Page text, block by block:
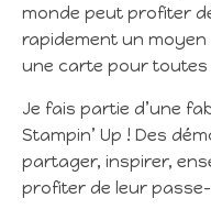
monde peut profiter
rapidement un
une carte pour toutes
Je fais partie d’une
Stampin’ Up ! Des
partager, inspirer,
profiter de leur